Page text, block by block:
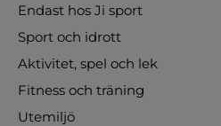
Endast hos Ji sport
Sport och idrott
Aktivitet, spel och lek
Fitness och träning
Utemiljö